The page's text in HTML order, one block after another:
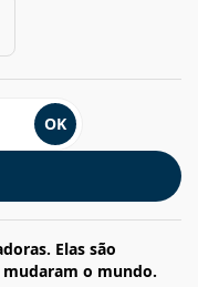
OK
Elas são
mudaram o mundo.